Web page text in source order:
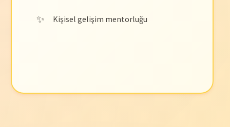
Kişisel gelişim mentorluğu